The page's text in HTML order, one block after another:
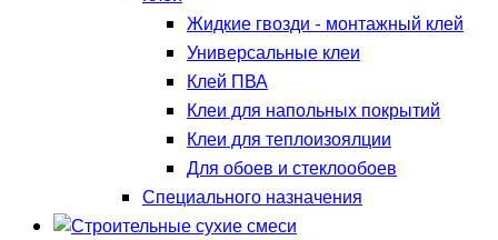
Жидкие гвозди - монтажный клей
Универсальные клеи
Клей ПВА
Клеи для напольных покрытий
Клеи для теплоизоялции
Для обоев и стеклообоев
Специального назначения